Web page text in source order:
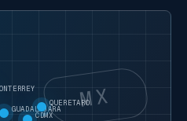
MX
GUADALAJARA
CDMX
QUERETARO